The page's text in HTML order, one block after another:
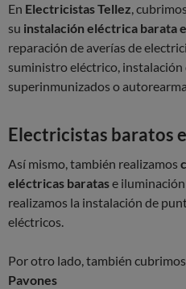
En Electricistas Tellez,
su instalación eléctrica barata
reparación de averías de
suministro eléctrico, instalación
superinmunizados o
Electricistas baratos
Así mismo, también realizamos
eléctricas baratase
realizamos la instalación de
eléctricos.
Por otro lado, también cubrimos
Pavones